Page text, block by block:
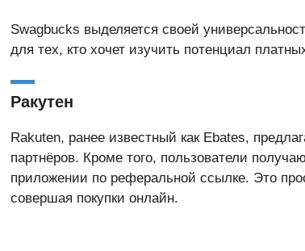
Swagbucks выделяется своей
для тех, кто хочет изучить потенциал
Ракутен
Rakuten, ранее известный как Ebates,
партнёров. Кроме того, пользователи
приложении по реферальной ссылке. Это
совершая покупки онлайн.